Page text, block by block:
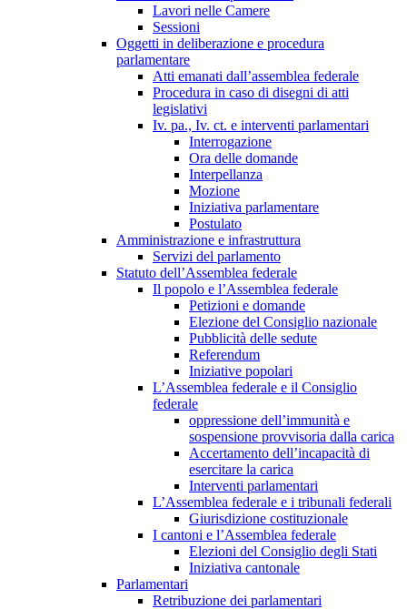
Lavori nelle Camere
Sessioni
Oggetti in deliberazione e procedura
parlamentare
Atti emanati dall’assemblea federale
Procedura in caso di disegni di atti
legislativi
Iv. pa., Iv. ct. e interventi parlamentari
Interrogazione
Ora delle domande
Interpellanza
Mozione
Iniziativa parlamentare
Postulato
Amministrazione e infrastruttura
Servizi del parlamento
Statuto dell’Assemblea federale
Il popolo e l’Assemblea federale
Petizioni e domande
Elezione del Consiglio nazionale
Pubblicità delle sedute
Referendum
Iniziative popolari
L’Assemblea federale e il Consiglio
federale
oppressione dell’immunità e
sospensione provvisoria dalla carica
Accertamento dell’incapacità di
esercitare la carica
Interventi parlamentari
L’Assemblea federale e i tribunali federali
Giurisdizione costituzionale
I cantoni e l’Assemblea federale
Elezioni del Consiglio degli Stati
Iniziativa cantonale
Parlamentari
Retribuzione dei parlamentari